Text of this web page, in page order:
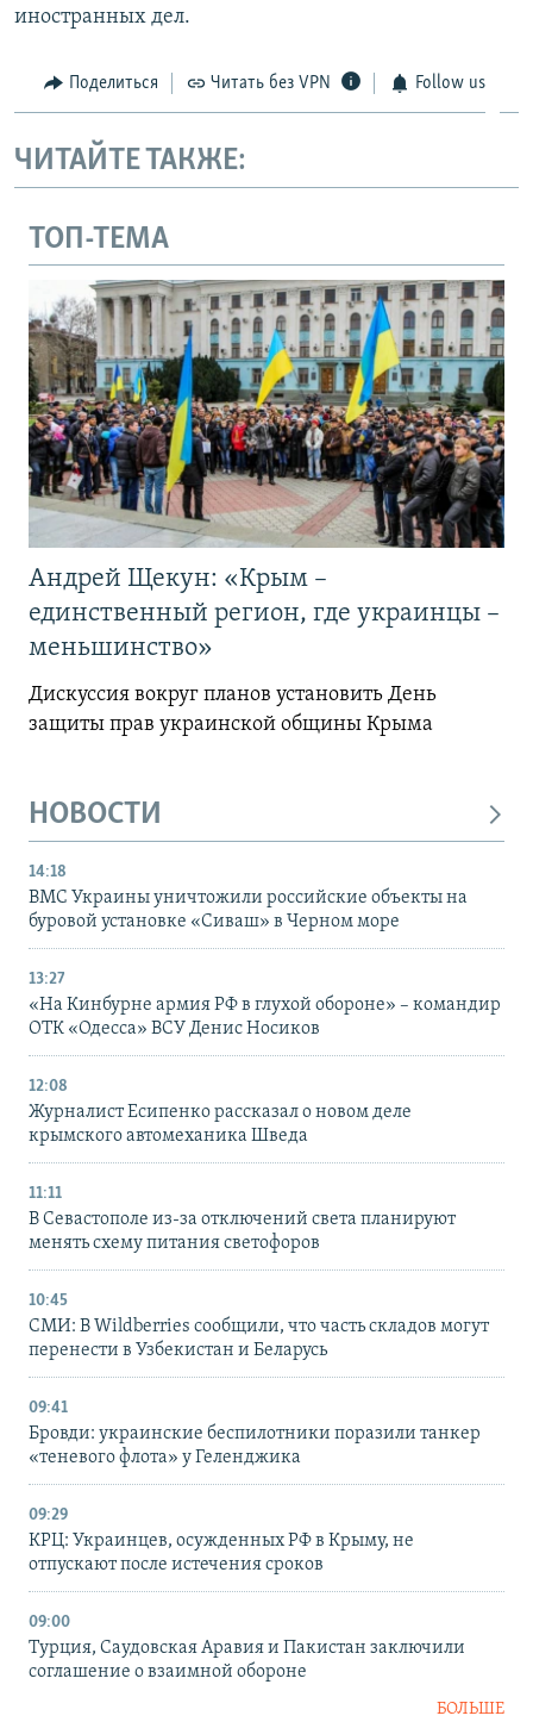
иностранных дел.
Поделиться Читать без VPN Follow us
ЧИТАЙТЕ ТАКЖЕ:
ТОП-ТЕМА
Андрей Щекун: «Крым –
единственный регион, где украинцы –
меньшинство»
Дискуссия вокруг планов установить День
защиты прав украинской общины Крыма
НОВОСТИ
14:18
ВМС Украины уничтожили российские объекты на
буровой установке «Сиваш» в Черном море
13:27
«На Кинбурне армия РФ в глухой обороне» – командир
ОТК «Одесса» ВСУ Денис Носиков
12:08
Журналист Есипенко рассказал о новом деле
крымского автомеханика Шведа
11:11
В Севастополе из-за отключений света планируют
менять схему питания светофоров
10:45
СМИ: В Wildberries сообщили, что часть складов могут
перенести в Узбекистан и Беларусь
09:41
Бровди: украинские беспилотники поразили танкер
«теневого флота» у Геленджика
09:29
КРЦ: Украинцев, осужденных РФ в Крыму, не
отпускают после истечения сроков
09:00
Турция, Саудовская Аравия и Пакистан заключили
соглашение о взаимной обороне
БОЛЬШЕ